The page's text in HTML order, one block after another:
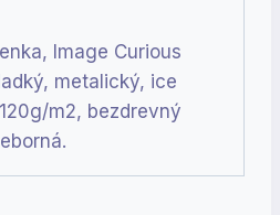
Image Curious
metalický, ice
m2, bezdrevný